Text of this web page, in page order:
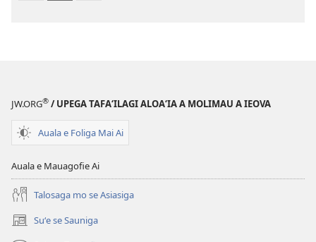
(Toe teuteuina
JW.ORG® / UPEGA TAFA‘ILAGI ALOA‘IA A MOLIMAU A IEOVA
Auala e Foliga Mai Ai
Auala e Mauagofie Ai
Talosaga mo se Asiasiga
Suʻe se Sauniga
(tatala